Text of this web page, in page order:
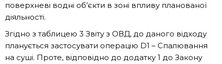
поверхневі водні об’єкти в зоні впливу планованої
діяльності.
Згідно з таблицею 3 Звіту з ОВД, до даного відходу
планується застосувати операцію D1 – Спалювання
на суші. Проте, відповідно до додатку 1 до Закону